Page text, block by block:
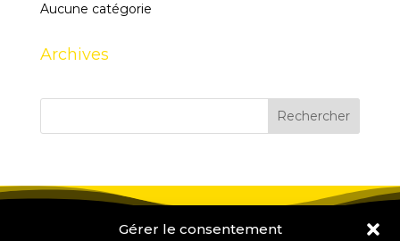
Gérer le consentement
Aucune catégorie
Archives